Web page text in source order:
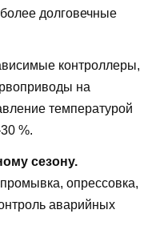
долговечные
контроллеры,
на
температурой
%.
сезону.
опрессовка,
аварийных